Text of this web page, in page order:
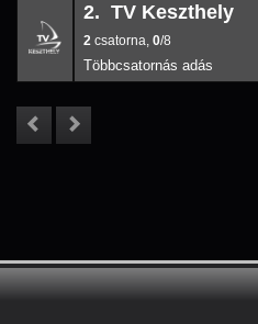
2.
2. TV Keszthely
2 , 0/8